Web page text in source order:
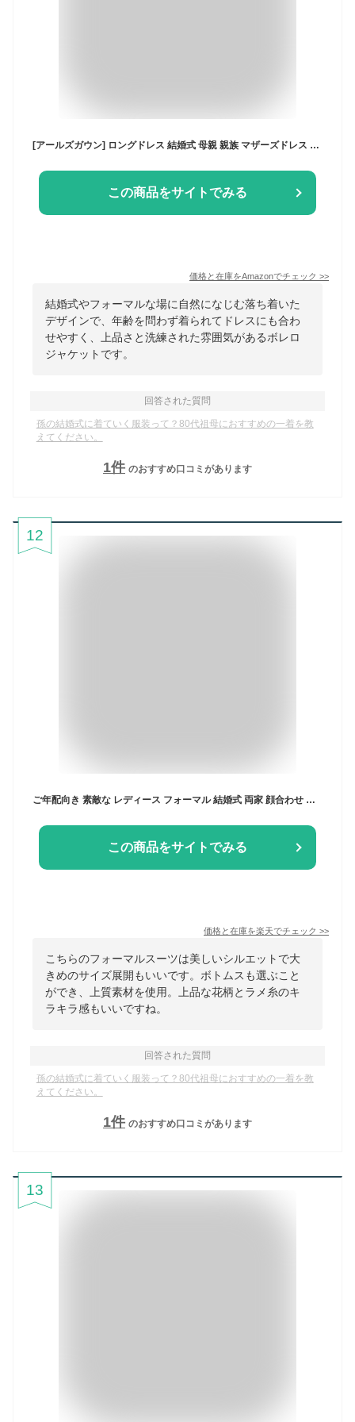
この商品をサイトでみる
価格と在庫をAmazonでチェック >>
結婚式やフォーマルな場に自然になじむ落ち着いた
デザインで、年齢を問わず着られてドレスにも合わ
せやすく、上品さと洗練された雰囲気があるボレロ
ジャケットです。
回答された質問
孫の結婚式に着ていく服装って？80代祖母におすすめの一着を教
えてください。
1件 のおすすめ口コミがあります
12
この商品をサイトでみる
価格と在庫を楽天でチェック >>
こちらのフォーマルスーツは美しいシルエットで大
きめのサイズ展開もいいです。ボトムスも選ぶこと
ができ、上質素材を使用。上品な花柄とラメ糸のキ
ラキラ感もいいですね。
回答された質問
孫の結婚式に着ていく服装って？80代祖母におすすめの一着を教
えてください。
1件 のおすすめ口コミがあります
13